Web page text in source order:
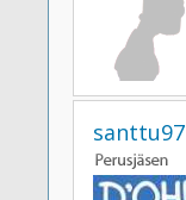
santtu97